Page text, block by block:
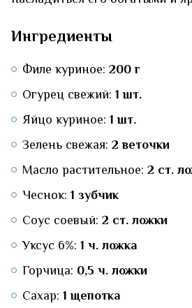
Ингредиенты
Филе куриное: 200 г
Огурец свежий: 1 шт.
Яйцо куриное: 1 шт.
Зелень свежая: 2 веточки
Масло растительное: 2 ст.
Чеснок: 1 зубчик
Соус соевый: 2 ст. ложки
Уксус 6%: 1 ч. ложка
Горчица: 0,5 ч. ложки
Сахар: 1 щепотка